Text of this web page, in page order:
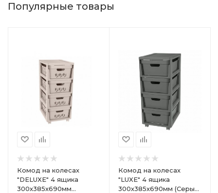
Популярные товары
Комод на колесах
"DELUXE" 4 ящика
300х385х690мм
Комод на колесах
"LUXE" 4 ящика
300х385х690мм (Серый)